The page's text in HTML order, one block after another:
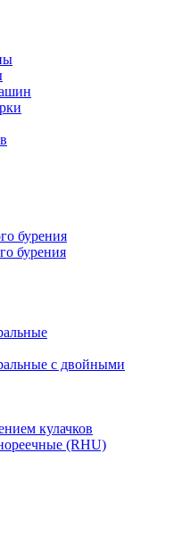
бурения
бурения
с двойными
кулачков
(RHU)